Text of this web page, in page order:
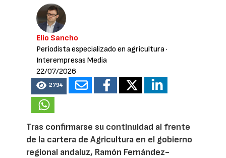
Elio Sancho
Periodista especializado en agricultura·
Interempresas Media
22/07/2026
2794
Tras confirmarse su continuidad al frente
de la cartera de Agricultura en el gobierno
regional andaluz, Ramón Fernández-